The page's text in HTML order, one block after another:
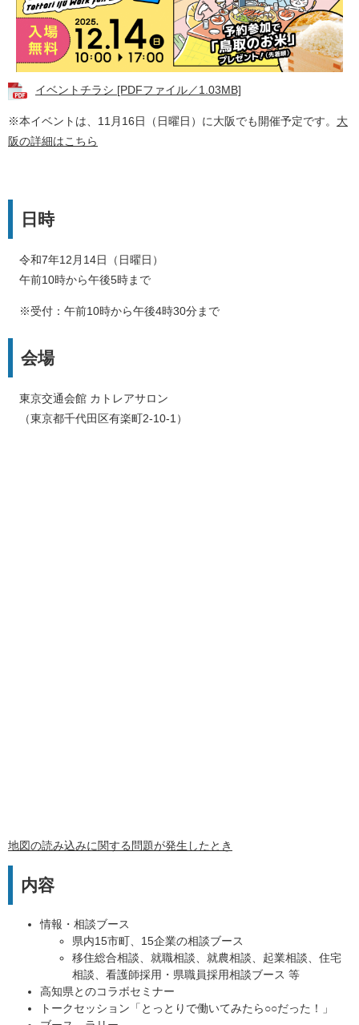
イベントチラシ [PDFファイル／1.03MB]
※本イベントは、11月16日（日曜日）に大阪でも開催予定です。 大
阪の詳細はこちら
日時
令和7年12月14日（日曜日）
午前10時から午後5時まで
※受付：午前10時から午後4時30分まで
会場
東京交通会館 カトレアサロン
（東京都千代田区有楽町2-10-1）
地図の読み込みに関する問題が発生したとき
内容
情報・相談ブース
県内15市町、15企業の相談ブース
移住総合相談、就職相談、就農相談、起業相談、住宅
相談、看護師採用・県職員採用相談ブース 等
高知県とのコラボセミナー
トークセッション「とっとりで働いてみたら○○だった！」